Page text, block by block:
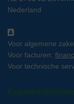
Nederland
Voor algemene
Voor facturen:
Voor technische
Kopersinformatie